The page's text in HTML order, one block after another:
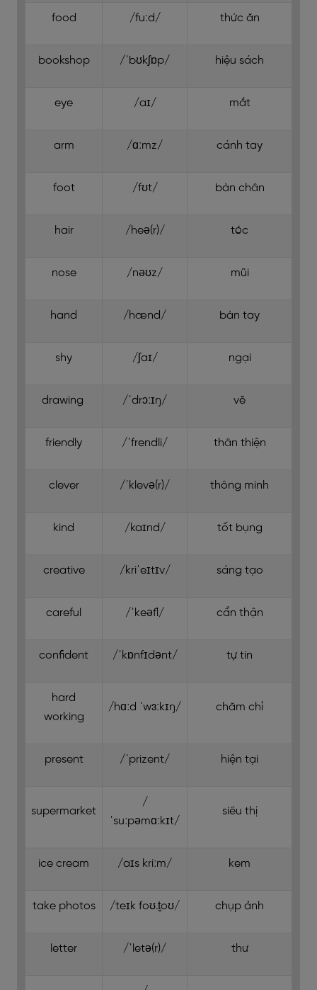
food /fuːd/ thức ăn
bookshop /ˈbʊkʃɒp/ hiệu sách
eye /aɪ/ mắt
arm /ɑːmz/ cánh tay
foot /fʊt/ bàn chân
hair /heə(r)/ tóc
nose /nəʊz/ mũi
hand /hænd/ bàn tay
shy /ʃaɪ/ ngại
drawing /ˈdrɔːɪŋ/ vẽ
friendly /ˈfrendli/ thân thiện
clever /ˈklevə(r)/ thông minh
kind /kaɪnd/ tốt bụng
creative /kriˈeɪtɪv/ sáng tạo
careful /ˈkeəfl/ cẩn thận
confident /ˈkɒnfɪdənt/ tự tin
hard
working
/hɑːd ˈwɜːkɪŋ/ chăm chỉ
present /ˈprizent/ hiện tại
supermarket
/
ˈsuːpəmɑːkɪt/
siêu thị
ice cream /aɪs kriːm/ kem
take photos /teɪk foʊ.t̬oʊ/ chụp ảnh
letter /ˈletə(r)/ thư